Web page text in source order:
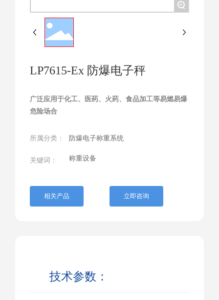
+
LP7615-Ex 防爆电子秤
广泛应用于化工、医药、火药、食品加工等易燃易爆
危险场合
所属分类： 防爆电子称重系统
关键词： 称重设备
相关产品 立即咨询
技术参数：